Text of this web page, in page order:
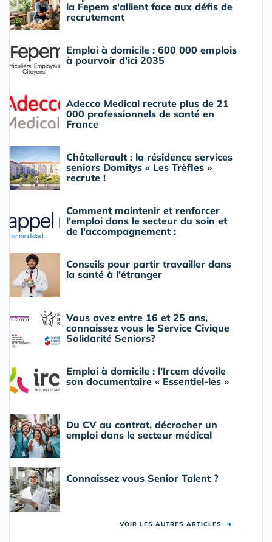
la Fepem s'allient face aux défis de
recrutement
Emploi à domicile : 600 000 emplois
à pourvoir d'ici 2035
Adecco Medical recrute plus de 21
000 professionnels de santé en
France
Châtellerault : la résidence services
seniors Domitys « Les Trèfles »
recrute !
Comment maintenir et renforcer
l'emploi dans le secteur du soin et
de l'accompagnement :
Conseils pour partir travailler dans
la santé à l'étranger
Vous avez entre 16 et 25 ans,
connaissez vous le Service Civique
Solidarité Seniors?
Emploi à domicile : l'Ircem dévoile
son documentaire « Essentiel-les »
Du CV au contrat, décrocher un
emploi dans le secteur médical
Connaissez vous Senior Talent ?
VOIR LES AUTRES ARTICLES ➜